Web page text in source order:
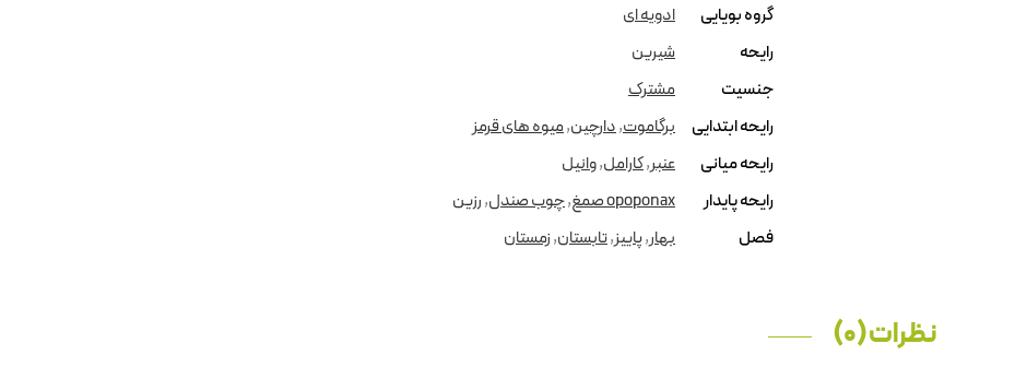
گروه بویایی
ادویه ای
رایحه
شیرین
جنسیت
مشترک
رایحه ابتدایی
برگاموت,دارچین,میوه های قرمز
رایحه میانی
عنبر,کارامل,وانیل
رایحه پایدار
opoponax صمغ ,چوب صندل,رزین
فصل
بهار,پاییز,تابستان,زمستان
نظرات (0)